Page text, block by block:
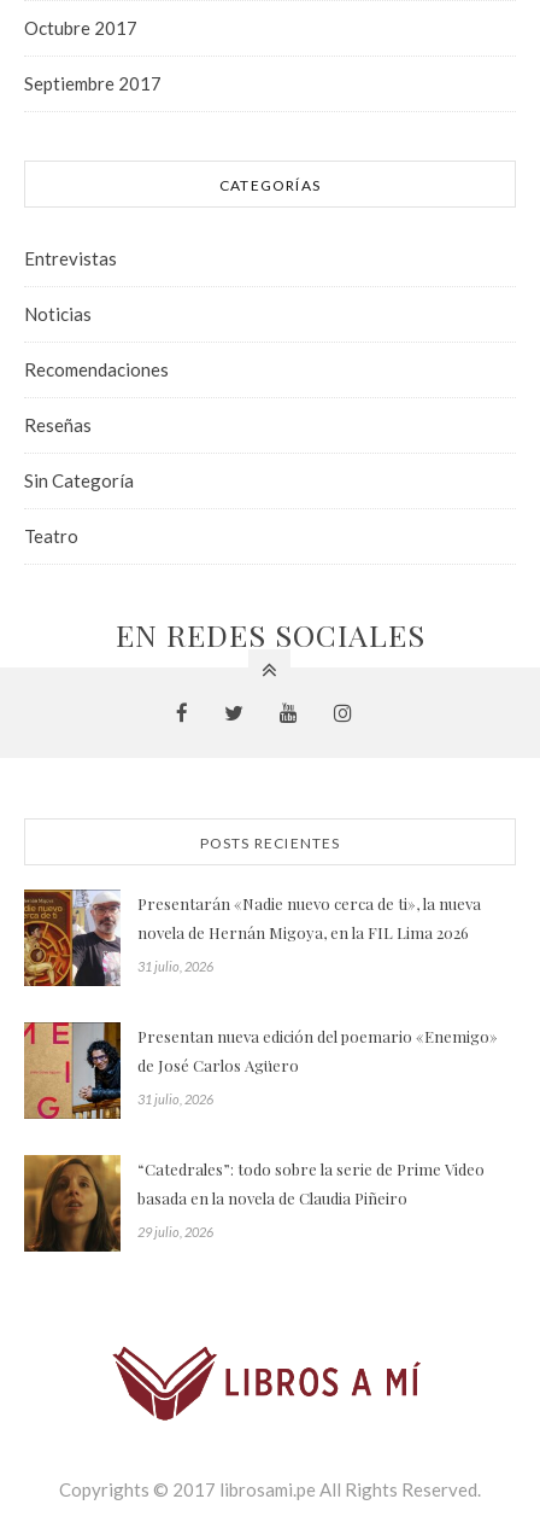
Octubre 2017
Septiembre 2017
CATEGORÍAS
Entrevistas
Noticias
Recomendaciones
Reseñas
Sin Categoría
Teatro
EN REDES SOCIALES
POSTS RECIENTES
Presentarán «Nadie nuevo cerca de ti», la nueva
novela de Hernán Migoya, en la FIL Lima 2026
31 julio, 2026
Presentan nueva edición del poemario «Enemigo»
de José Carlos Agüero
31 julio, 2026
“Catedrales”: todo sobre la serie de Prime Video
basada en la novela de Claudia Piñeiro
29 julio, 2026
Copyrights © 2017 librosami.pe All Rights Reserved.